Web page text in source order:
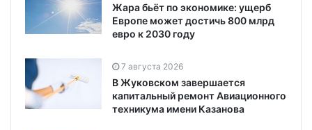
Жара бьёт по экономике: ущерб
Европе может достичь 800 млрд
евро к 2030 году
7 августа 2026
В Жуковском завершается
капитальный ремонт Авиационного
техникума имени Казанова